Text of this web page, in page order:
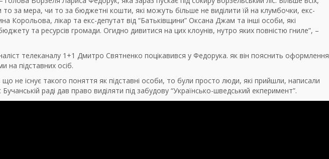
то за мера, чи то за бюджетні кошти, які можуть більше не виділити їй на клумбочки, екс-
Корольова, лікар та екс-депутат від “Батьківщини” Оксана Джам та інші особи, які
та ресурсів громади. Огидно дивитися на цих клоунів, нутро яких повністю гниле”, –
телеканалу 1+1 Дмитро Святненко поцікавився у Федорука. як він пояснить оформлення
на підставних осіб.
не існує такого поняття як підставні особи, то були просто люди, які прийшли, написали
раді дав право виділяти під забудову “Українсько-шведський екперимент”.